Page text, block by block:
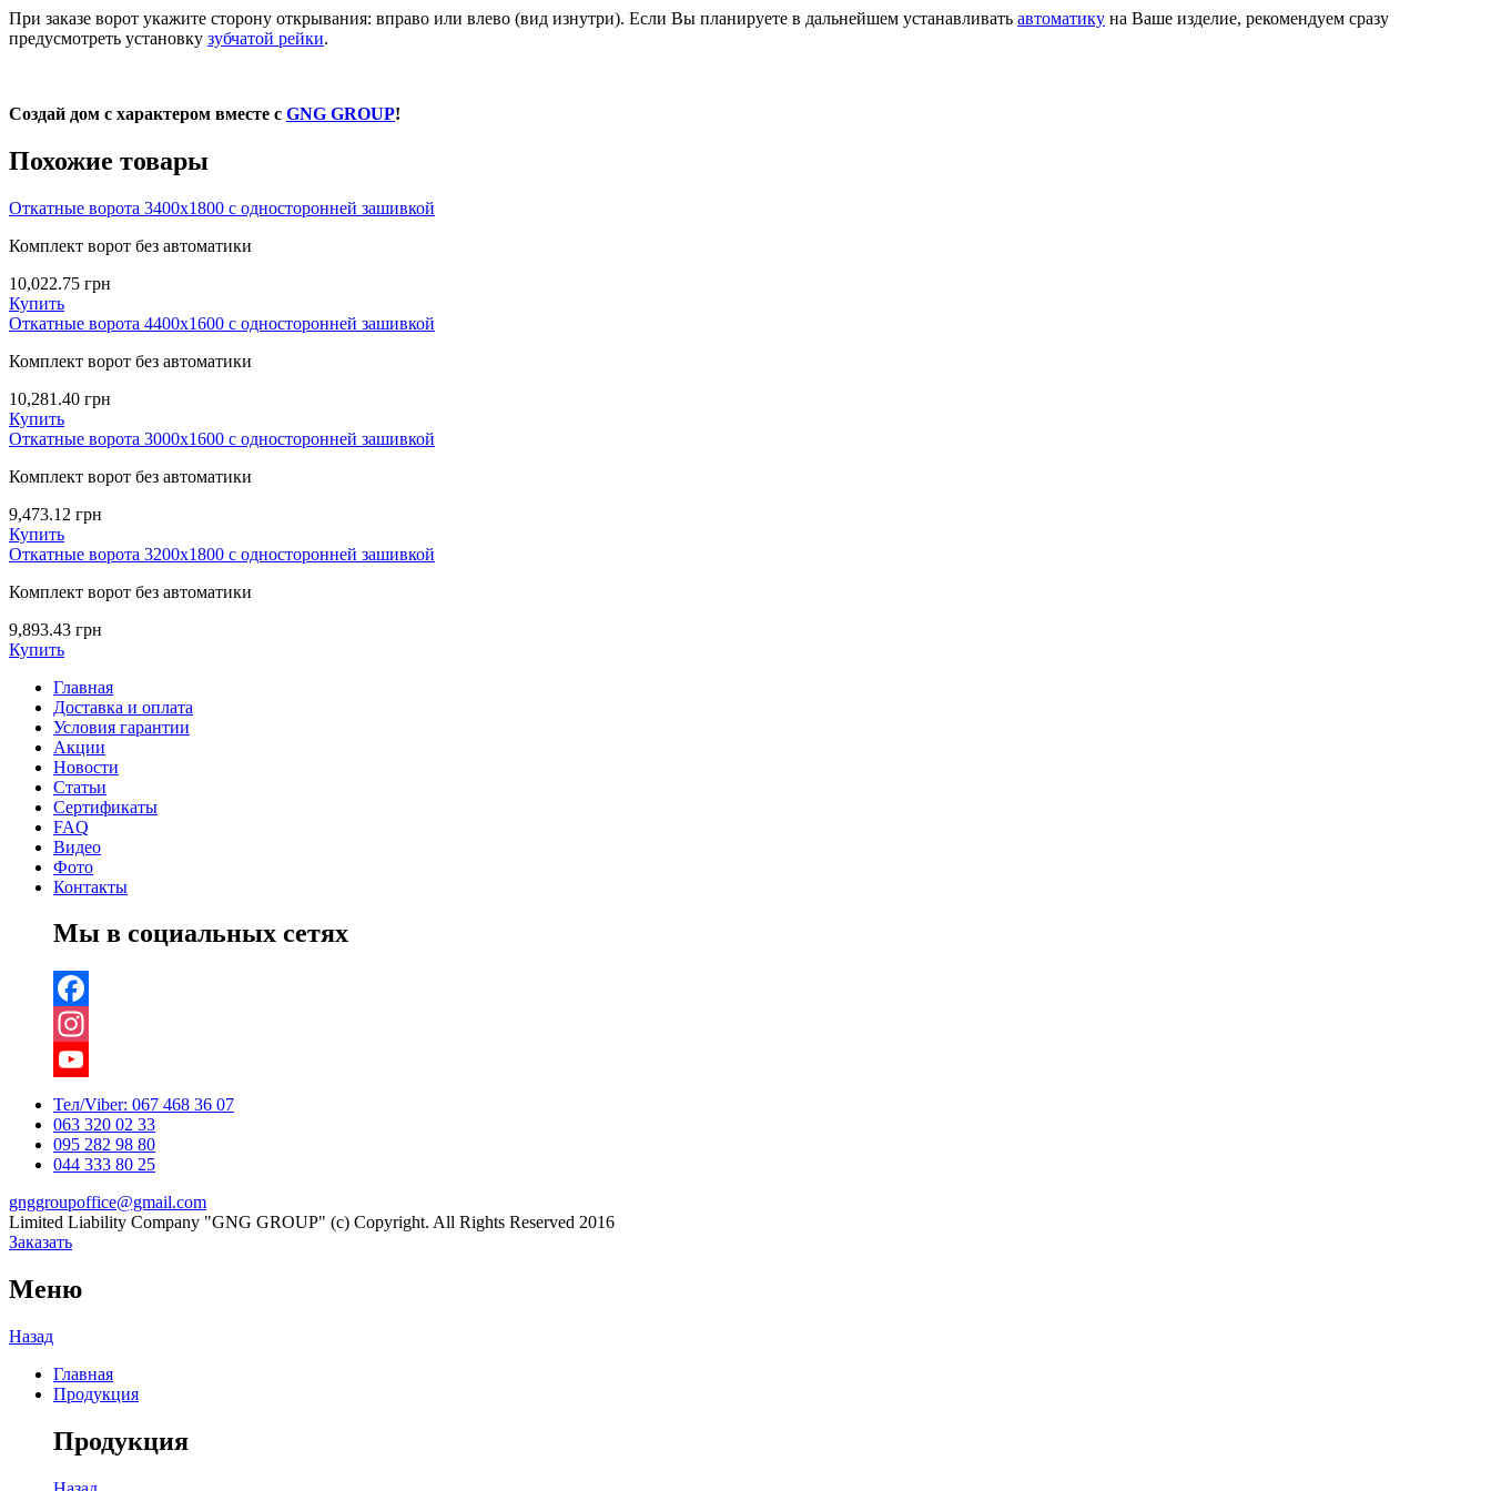
При заказе ворот укажите сторону открывания: вправо или влево (вид изнутри). Если Вы планируете в дальнейшем устанавливать автоматику на Ваше изделие, рекомендуем сразу
предусмотреть установку зубчатой рейки.
Создай дом с характером вместе с GNG GROUP!
Похожие товары
Откатные ворота 3400х1800 с односторонней зашивкой
Комплект ворот без автоматики
10,022.75 грн
Купить
Откатные ворота 4400х1600 с односторонней зашивкой
Комплект ворот без автоматики
10,281.40 грн
Купить
Откатные ворота 3000х1600 с односторонней зашивкой
Комплект ворот без автоматики
9,473.12 грн
Купить
Откатные ворота 3200х1800 с односторонней зашивкой
Комплект ворот без автоматики
9,893.43 грн
Купить
Главная
Доставка и оплата
Условия гарантии
Акции
Новости
Статьи
Сертификаты
FAQ
Видео
Фото
Контакты
Мы в социальных сетях
Facebook
Instagram
YouTube
Channel
Тел/Viber: 067 468 36 07
063 320 02 33
095 282 98 80
044 333 80 25
gnggroupoffice@gmail.com
Limited Liability Company "GNG GROUP" (c) Copyright. All Rights Reserved 2016
Заказать
Меню
Назад
Главная
Продукция
Продукция